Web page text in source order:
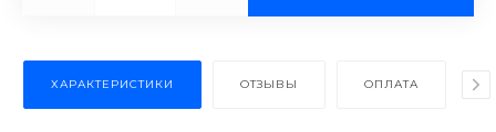
ХАРАКТЕРИСТИКИ ОТЗЫВЫ ОПЛАТА